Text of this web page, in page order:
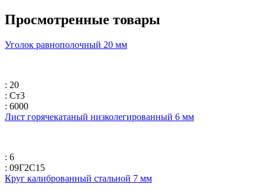
Просмотренные товары
Уголок равнополочный 20 мм
: 20
: Ст3
: 6000
Лист горячекатаный низколегированный 6 мм
: 6
: 09Г2С15
Круг калиброванный стальной 7 мм